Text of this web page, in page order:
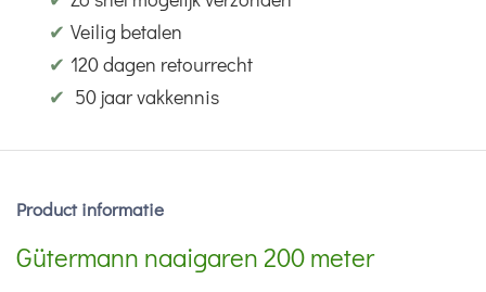
✔ Veilig betalen
✔ 120 dagen retourrecht
✔ 50 jaar vakkennis
Product informatie
Gütermann naaigaren 200 meter